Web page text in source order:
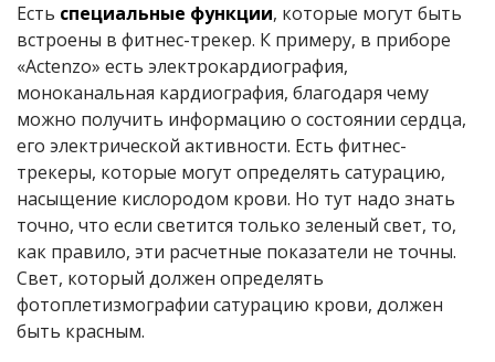
Есть специальные функции, которые могут быть
встроены в фитнес-трекер. К примеру, в приборе
«Actenzo» есть электрокардиография,
моноканальная кардиография, благодаря чему
можно получить информацию о состоянии сердца,
его электрической активности. Есть фитнес-
трекеры, которые могут определять сатурацию,
насыщение кислородом крови. Но тут надо знать
точно, что если светится только зеленый свет, то,
как правило, эти расчетные показатели не точны.
Свет, который должен определять
фотоплетизмографии сатурацию крови, должен
быть красным.